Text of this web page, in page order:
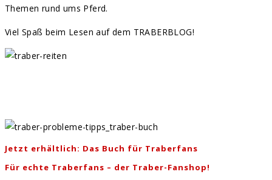
Themen rund ums Pferd.
Viel Spaß beim Lesen auf dem TRABERBLOG!
Jetzt erhältlich: Das Buch für Traberfans
Für echte Traberfans – der Traber-Fanshop!